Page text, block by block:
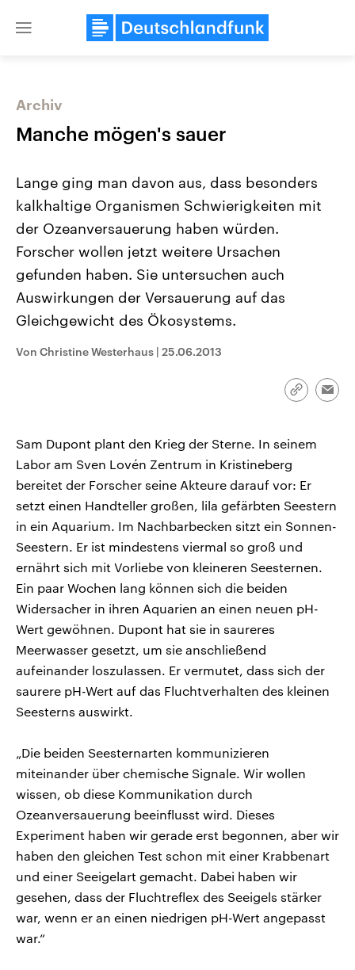
Close
Landtagswahl Sachsen-Anhalt
Alle Informationen
Sachsen-Anhalt wählt am 6.
September 2026 einen neuen
Bundesland von einer Koalition aus
USA
Aktuelle Beiträge,
Hintergründe
gehören die Vereinigten
mit großem Einfluss auf
Audio-Archiv
Archiv
Manche mögen's sauer
Lange ging man davon aus, dass besonders
kalkhaltige Organismen Schwierigkeiten mit
der Ozeanversauerung haben würden.
Forscher wollen jetzt weitere Ursachen
gefunden haben. Sie untersuchen auch
Auswirkungen der Versauerung auf das
Gleichgewicht des Ökosystems.
Von Christine Westerhaus | 25.06.2013
Link
Sam Dupont plant den Krieg der Sterne. In seinem
Labor am Sven Lovén Zentrum in Kristineberg
bereitet der Forscher seine Akteure darauf vor: Er
setzt einen Handteller großen, lila gefärbten Seestern
in ein Aquarium. Im Nachbarbecken sitzt ein Sonnen-
Seestern. Er ist mindestens viermal so groß und
ernährt sich mit Vorliebe von kleineren Seesternen.
Ein paar Wochen lang können sich die beiden
Widersacher in ihren Aquarien an einen neuen pH-
Wert gewöhnen. Dupont hat sie in saureres
Meerwasser gesetzt, um sie anschließend
aufeinander loszulassen. Er vermutet, dass sich der
saurere pH-Wert auf das Fluchtverhalten des kleinen
Seesterns auswirkt.
„Die beiden Seesternarten kommunizieren
miteinander über chemische Signale. Wir wollen
wissen, ob diese Kommunikation durch
Ozeanversauerung beeinflusst wird. Dieses
Experiment haben wir gerade erst begonnen, aber wir
haben den gleichen Test schon mit einer Krabbenart
und einer Seeigelart gemacht. Dabei haben wir
gesehen, dass der Fluchtreflex des Seeigels stärker
war, wenn er an einen niedrigen pH-Wert angepasst
war.“